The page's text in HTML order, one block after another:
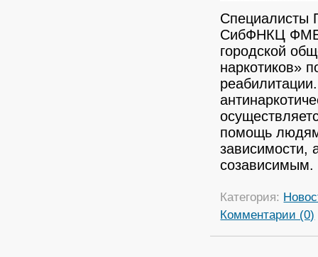
Специалисты
СибФНКЦ
городской
наркотиков»
помощь
зависимости,
созависимым.
Категория:
Комментарии (0)